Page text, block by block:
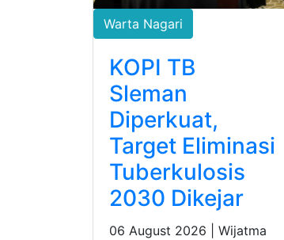
Warta Nagari
KOPI TB
Sleman
Diperkuat,
Target Eliminasi
Tuberkulosis
2030 Dikejar
06 August 2026 | Wijatma